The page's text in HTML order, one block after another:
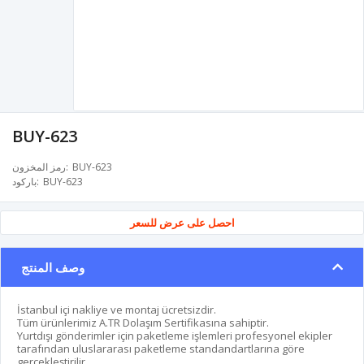
BUY-623
رمز المخزون BUY-623
باركود BUY-623
احصل على عرض للسعر
وصف المنتج
İstanbul içi nakliye ve montaj ücretsizdir.
Tüm ürünlerimiz A.TR Dolaşım Sertifikasına sahiptir.
Yurtdışı gönderimler için paketleme işlemleri profesyonel ekipler
tarafından uluslararası paketleme standandartlarına göre